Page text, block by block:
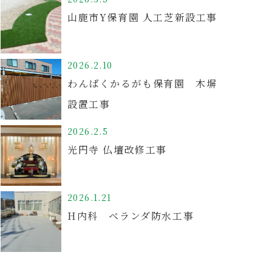
山鹿市Y保育園 人工芝新設工事
2026.2.10
わんぱくかるがも保育園 木塀
設置工事
2026.2.5
光円寺 仏壇改修工事
2026.1.21
H内科 ベランダ防水工事